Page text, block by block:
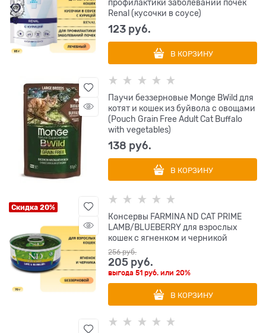
профилактики заболеваний почек
Renal (кусочки в соусе)
123 руб.
В КОРЗИНУ
Паучи беззерновые Monge BWild для
котят и кошек из буйвола с овощами
(Pouch Grain Free Adult Cat Buffalo
with vegetables)
138 руб.
В КОРЗИНУ
Скидка 20%
Консервы FARMINA ND CAT PRIME
LAMB/BLUEBERRY для взрослых
кошек с ягненком и черникой
256 руб.
205 руб.
выгода51 руб. или20%
В КОРЗИНУ